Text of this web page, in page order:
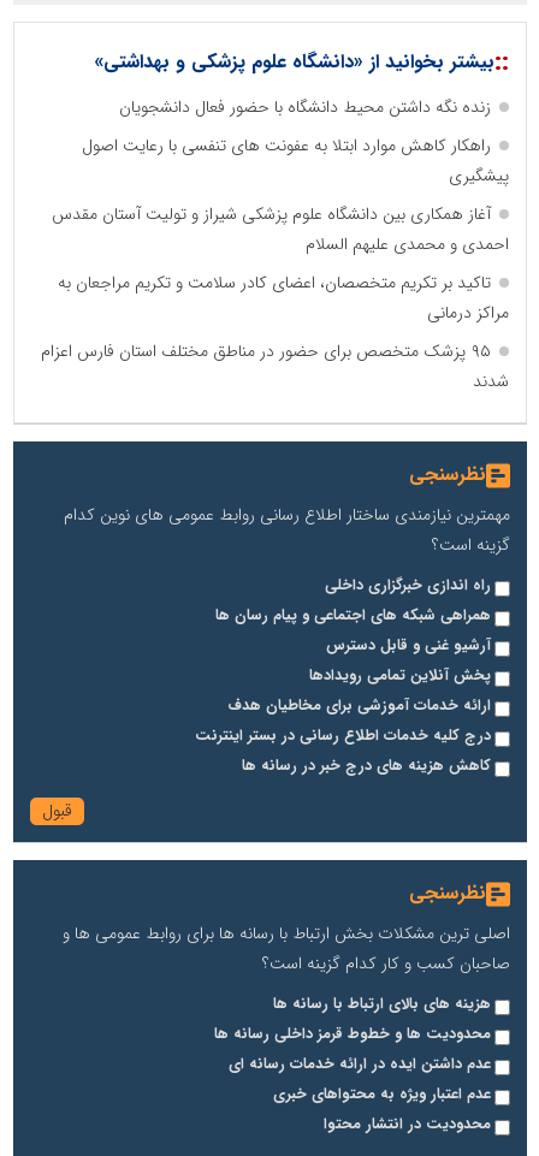
::بیشتر بخوانید از «دانشگاه علوم پزشکی و بهداشتی»
زنده نگه داشتن محیط دانشگاه با حضور فعال دانشجویان
راهکار کاهش موارد ابتلا به عفونت های تنفسی با رعایت اصول
پیشگیری
آغاز همکاری بین دانشگاه علوم پزشکی شیراز و تولیت آستان مقدس
احمدی و محمدی علیهم السلام
تاکید بر تکریم متخصصان، اعضای کادر سلامت و تکریم مراجعان به
مراکز درمانی
۹۵ پزشک متخصص برای حضور در مناطق مختلف استان فارس اعزام
شدند
نظرسنجی
مهمترین نیازمندی ساختار اطلاع رسانی روابط عمومی های نوین کدام
گزینه است؟
راه اندازی خبرگزاری داخلی
همراهی شبکه های اجتماعی و پیام رسان ها
آرشیو غنی و قابل دسترس
پخش آنلاین تمامی رویدادها
ارائه خدمات آموزشی برای مخاطیان هدف
درج کلیه خدمات اطلاع رسانی در بستر اینترنت
کاهش هزینه های درج خبر در رسانه ها
نظرسنجی
اصلی ترین مشکلات بخش ارتباط با رسانه ها برای روابط عمومی ها و
صاحبان کسب و کار کدام گزینه است؟
هزینه های بالای ارتباط با رسانه ها
محدودیت ها و خطوط قرمز داخلی رسانه ها
عدم داشتن ایده در ارائه خدمات رسانه ای
عدم اعتبار ویژه به محتواهای خبری
محدودیت در انتشار محتوا